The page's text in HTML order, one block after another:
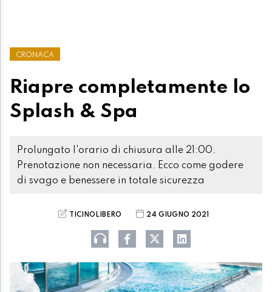
CRONACA
Riapre completamente lo
Splash & Spa
Prolungato l'orario di chiusura alle 21:00.
Prenotazione non necessaria. Ecco come godere
di svago e benessere in totale sicurezza
TICINOLIBERO 24 GIUGNO 2021